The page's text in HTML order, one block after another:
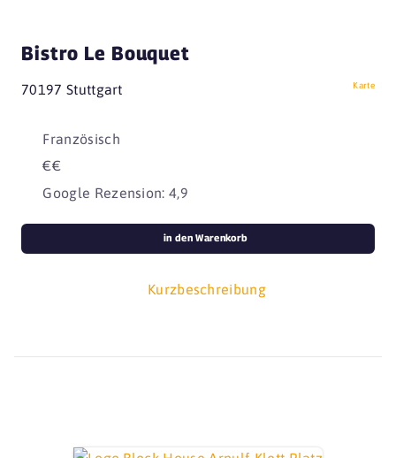
Bistro Le Bouquet
70197 Stuttgart Karte
Französisch
€€
Google Rezension: 4,9
Kurzbeschreibung
in den Warenkorb